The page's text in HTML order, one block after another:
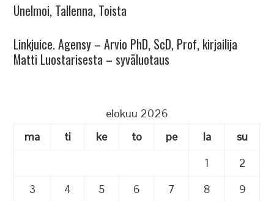
Unelmoi, Tallenna, Toista
Linkjuice. Agensy – Arvio PhD, ScD, Prof, kirjailija
Matti Luostarisesta – syväluotaus
elokuu 2026
ma
ti ke to pe la
su
1
2
3
4 5 6 7 8
9